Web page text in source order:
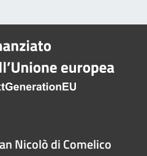
Nicolò di Comelico